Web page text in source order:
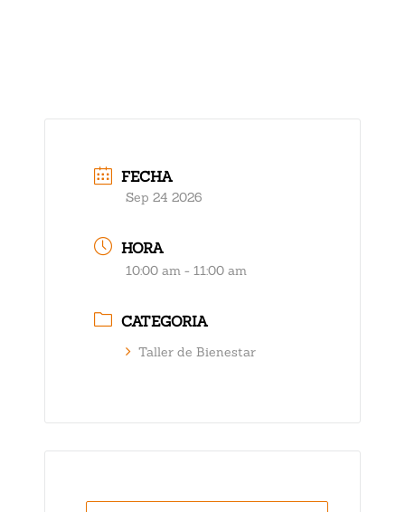
FECHA
Sep 24 2026
HORA
10:00 am - 11:00 am
CATEGORIA
Taller de Bienestar